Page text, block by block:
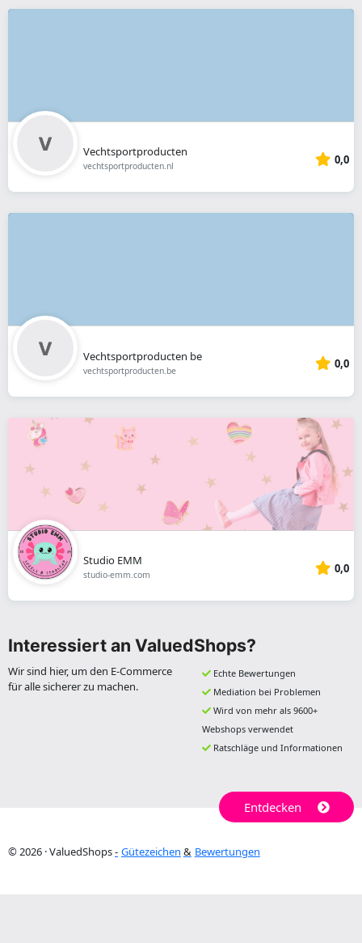
Vechtsportproducten
vechtsportproducten.nl 0,0
Vechtsportproducten be
vechtsportproducten.be 0,0
Studio EMM
studio-emm.com 0,0
Interessiert an ValuedShops?
Wir sind hier, um den E-Commerce
für alle sicherer zu machen.
Echte Bewertungen
Mediation bei Problemen
Wird von mehr als 9600+
Webshops verwendet
Ratschläge und Informationen
Entdecken
© 2026 · ValuedShops Gütezeichen Bewertungen